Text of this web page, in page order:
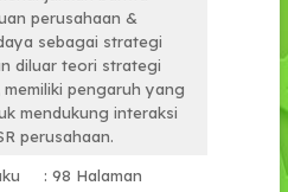
perusahaan &
sebagai strategi
diluar teori strategi
memiliki pengaruh yang
mendukung interaksi
perusahaan.
: 98 Halaman